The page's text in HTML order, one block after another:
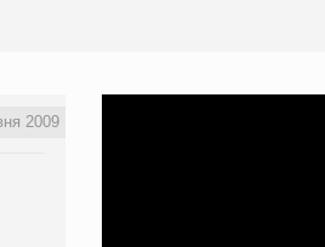
2009